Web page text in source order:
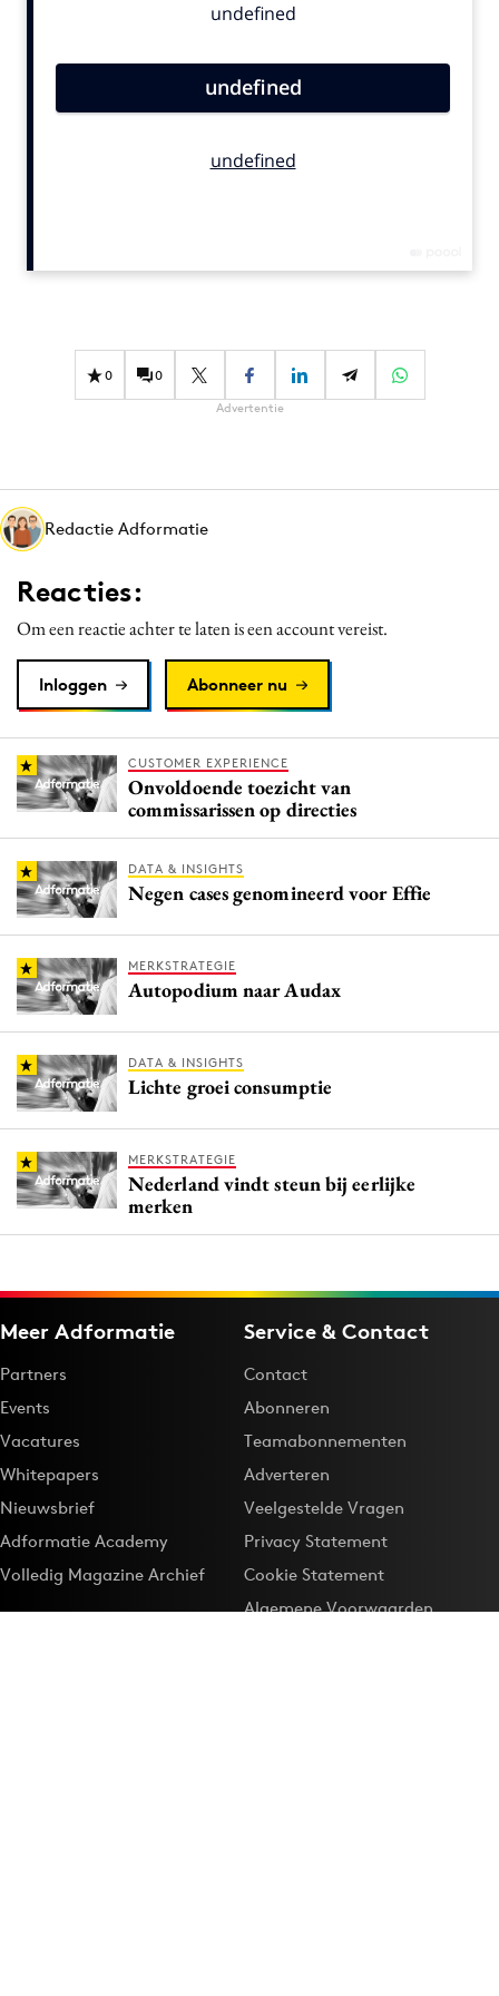
Contentmarketing
Effectiviteit
Gedragsverandering
Martech
Media
Merkstrategie
Programmatic
Purpose Marketing
Reputatie & crisis
0 0
Advertentie
Redactie Adformatie
Reacties:
Om een reactie achter te laten is een account vereist.
Inloggen Abonneer nu
CUSTOMER EXPERIENCE
Onvoldoende toezicht van
commissarissen op directies
DATA & INSIGHTS
Negen cases genomineerd voor Effie
MERKSTRATEGIE
Autopodium naar Audax
DATA & INSIGHTS
Lichte groei consumptie
MERKSTRATEGIE
Nederland vindt steun bij eerlijke
merken
Meer Adformatie
Partners
Events
Vacatures
Whitepapers
Nieuwsbrief
Adformatie Academy
Volledig Magazine Archief
Service & Contact
Contact
Abonneren
Teamabonnementen
Adverteren
Veelgestelde Vragen
Privacy Statement
Cookie Statement
Algemene Voorwaarden